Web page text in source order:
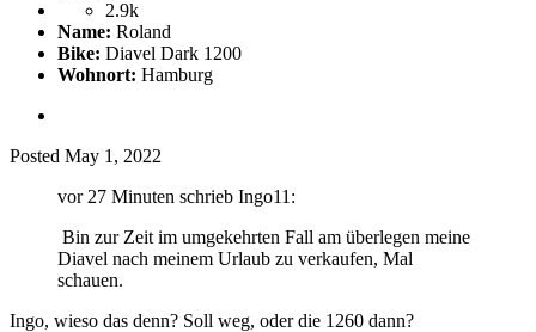
2.9k
Name: Roland
Bike: Diavel Dark 1200
Wohnort: Hamburg
Posted May 1, 2022
vor 27 Minuten schrieb Ingo11:
Bin zur Zeit im umgekehrten Fall am überlegen meine
Diavel nach meinem Urlaub zu verkaufen, Mal
schauen.
Ingo, wieso das denn? Soll weg, oder die 1260 dann?